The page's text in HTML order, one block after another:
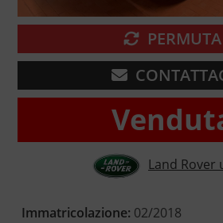
PERMUTA
Land Rover
Immatricolazione: 02/2018